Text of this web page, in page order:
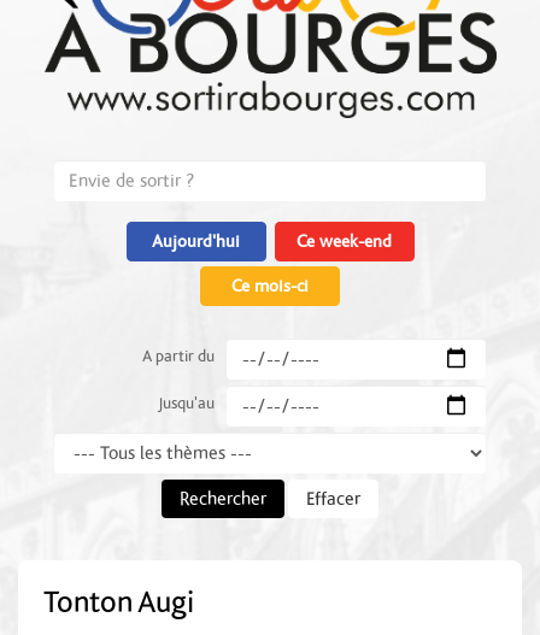
Aujourd'hui Ce week-end
Ce mois-ci
A partir du
Jusqu'au
Rechercher Effacer
Tonton Augi